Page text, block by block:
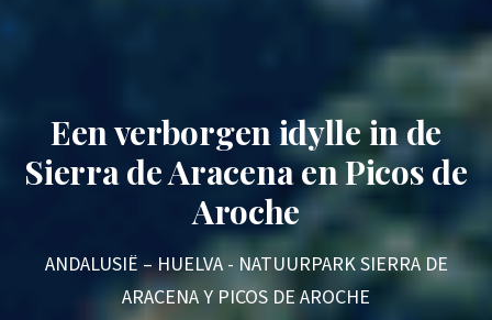
Een verborgen idylle in de
Sierra de Aracena en Picos de
Aroche
ANDALUSIË – HUELVA - NATUURPARK SIERRA DE
ARACENA Y PICOS DE AROCHE